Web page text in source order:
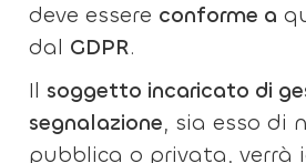
deve essere conforme a
dal GDPR.
Il soggetto incaricato di
segnalazione, sia esso di
pubblica o privata, verrà